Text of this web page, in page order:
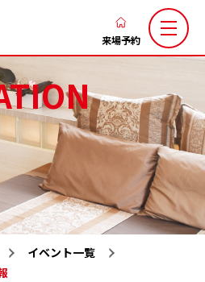
来場予約
家づくりの流れ
お知らせ
土地お気に入り
注文住宅
高性能規格住宅『ミライカ』
イベント一覧